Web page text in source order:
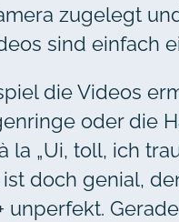
zugelegt
sind einfach
die Videos
oder die
„Ui, toll, ich
doch genial,